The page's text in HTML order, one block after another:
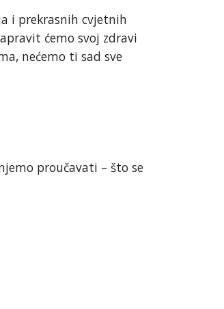
i prekrasnih cvjetnih
ćemo svoj zdravi
nećemo ti sad sve
proučavati – što se